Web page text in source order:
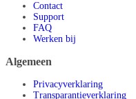
Contact
Support
FAQ
Werken bij
Algemeen
Privacyverklaring
Transparantieverklaring